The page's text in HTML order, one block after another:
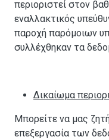
περιοριστεί στον
εναλλακτικός
παροχή παρόμοιων
συλλέχθηκαν τα
Δικαίωμα
Μπορείτε να μας
επεξεργασία των